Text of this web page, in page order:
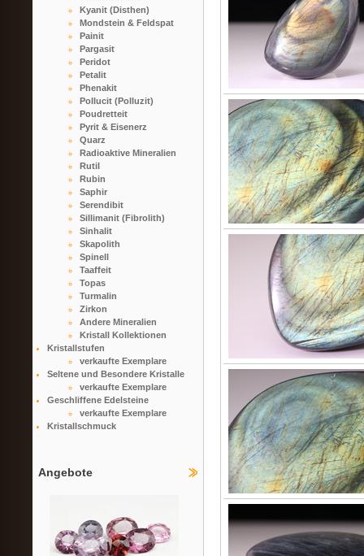
Kyanit (Disthen)
Mondstein & Feldspat
Painit
Pargasit
Peridot
Petalit
Phenakit
Pollucit (Polluzit)
Poudretteit
Pyrit & Eisenerz
Quarz
Radioaktive Mineralien
Rutil
Rubin
Saphir
Serendibit
Sillimanit (Fibrolith)
Sinhalit
Skapolith
Spinell
Taaffeit
Topas
Turmalin
Zirkon
Andere Mineralien
Kristall Kollektionen
Kristallstufen
verkaufte Exemplare
Seltene und Besondere Kristalle
verkaufte Exemplare
Geschliffene Edelsteine
verkaufte Exemplare
Kristallschmuck
Angebote